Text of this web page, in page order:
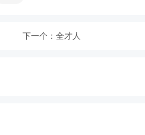
题模式，丰富多样化的学
机轻松得进行试题练习
下一个： 全才人